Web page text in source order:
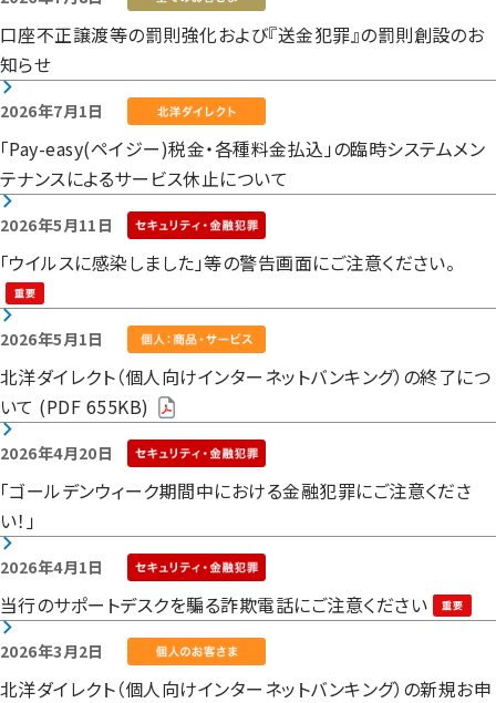
口座不正譲渡等の罰則強化および『送金犯罪』の罰則創設のお
知らせ
2026年7月1日
「Pay-easy(ペイジー)税金・各種料金払込」の臨時システムメン
テナンスによるサービス休止について
2026年5月11日
「ウイルスに感染しました」等の警告画面にご注意ください。
2026年5月1日
北洋ダイレクト（個人向けインターネットバンキング）の終了につ
いて (PDF 655KB)
2026年4月20日
「ゴールデンウィーク期間中における金融犯罪にご注意くださ
い！」
2026年4月1日
当行のサポートデスクを騙る詐欺電話にご注意ください
2026年3月2日
北洋ダイレクト（個人向けインターネットバンキング）の新規お申